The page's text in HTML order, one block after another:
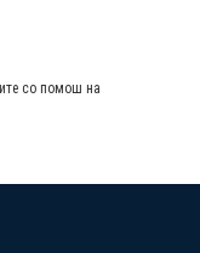
со помош на